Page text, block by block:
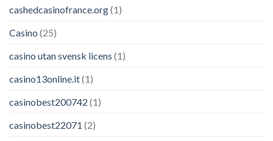
cashedcasinofrance.org(1)
Casino (25)
casino utan svensk licens (1)
casino13online.it(1)
casinobest200742 (1)
casinobest22071 (2)